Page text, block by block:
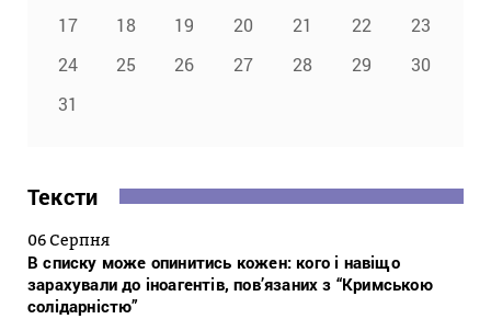
17
18 19 20 21 22
23
24
25 26 27 28 29
30
31
Тексти
06 Серпня
В списку може опинитись кожен: кого і навіщо
зарахували до іноагентів, пов’язаних з “Кримською
солідарністю”